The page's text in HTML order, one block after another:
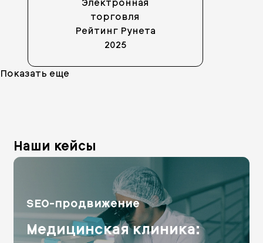
Электронная
торговля
Рейтинг Рунета
2025
Показать еще
Наши кейсы
SEO-продвижение
Медицинская клиника: